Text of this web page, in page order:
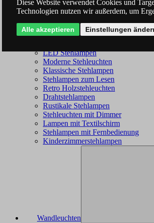
LED Stehlampen
Moderne Stehleuchten
Klassische Stehlampen
Stehlampen zum Lesen
Retro Holzstehleuchten
Drahtstehlampen
Rustikale Stehlampen
Stehleuchten mit Dimmer
Lampen mit Textilschirm
Stehlampen mit Fernbedienung
Kinderzimmerstehlampen
Wandleuchten
Diese Website verwendet Cookies und
Technologien nutzen wir außerdem, um
Alle akzeptieren Einstellungen